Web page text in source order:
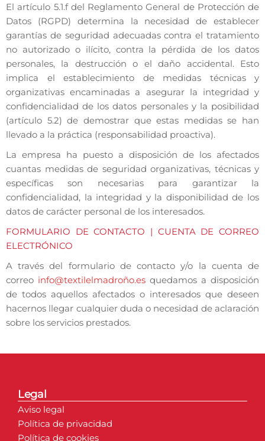
El artículo 5.1.f del Reglamento General de Protección de
Datos (RGPD) determina la necesidad de establecer
garantías de seguridad adecuadas contra el tratamiento
no autorizado o ilícito, contra la pérdida de los datos
personales, la destrucción o el daño accidental. Esto
implica el establecimiento de medidas técnicas y
organizativas encaminadas a asegurar la integridad y
confidencialidad de los datos personales y la posibilidad
(artículo 5.2) de demostrar que estas medidas se han
llevado a la práctica (responsabilidad proactiva).
La empresa ha puesto a disposición de los afectados
cuantas medidas de seguridad organizativas, técnicas y
específicas son necesarias para garantizar la
confidencialidad, la integridad y la disponibilidad de los
datos de carácter personal de los interesados.
FORMULARIO DE CONTACTO | CUENTA DE CORREO
ELECTRÓNICO
A través del formulario de contacto y/o la cuenta de
correo info@textilelmadroño.es quedamos a disposición
de todos aquellos afectados o interesados que deseen
hacernos llegar cualquier duda o necesidad de aclaración
sobre los servicios prestados.
Legal
Aviso legal
Política de privacidad
Política de cookies